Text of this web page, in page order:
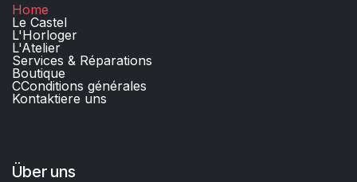
Home
Le Castel
L'Horloger
L'Atelier
Services & Réparations
Boutique
CConditions générales
Kontaktiere uns​
Über uns